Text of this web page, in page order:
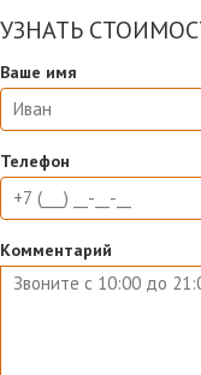
УЗНАТЬ
Ваше имя
Телефон
Комментарий